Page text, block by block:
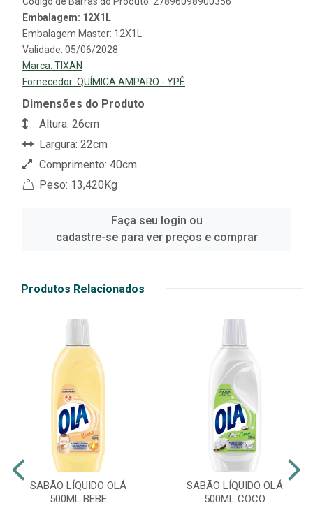
Embalagem: 12X1L
Embalagem Master: 12X1L
Validade: 05/06/2028
Marca: TIXAN
Fornecedor: QUÍMICA AMPARO - YPÊ
Dimensões do Produto
Altura: 26cm
Largura: 22cm
Comprimento: 40cm
Peso: 13,420Kg
Faça seu login ou
cadastre-se para ver preços e comprar
Produtos Relacionados
SABÃO LÍQUIDO OLÁ
500ML BEBE
SABÃO LÍQUIDO OLÁ
500ML COCO